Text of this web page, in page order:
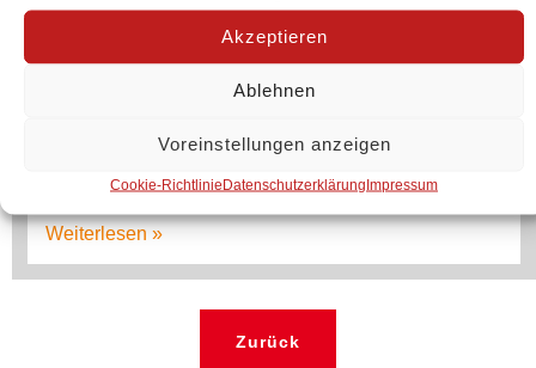
Akzeptieren
Ablehnen
Voreinstellungen anzeigen
Cookie-RichtlinieDatenschutzerklärungImpressum
Tagesgruppe Lüneburg
Weiterlesen »
Zurück